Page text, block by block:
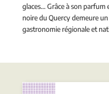
glaces… Grâce à son
noire du Quercy demeure
gastronomie régionale et